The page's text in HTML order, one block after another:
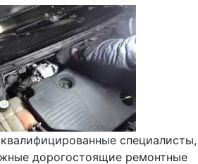
специалисты,
дорогостоящие ремонтные